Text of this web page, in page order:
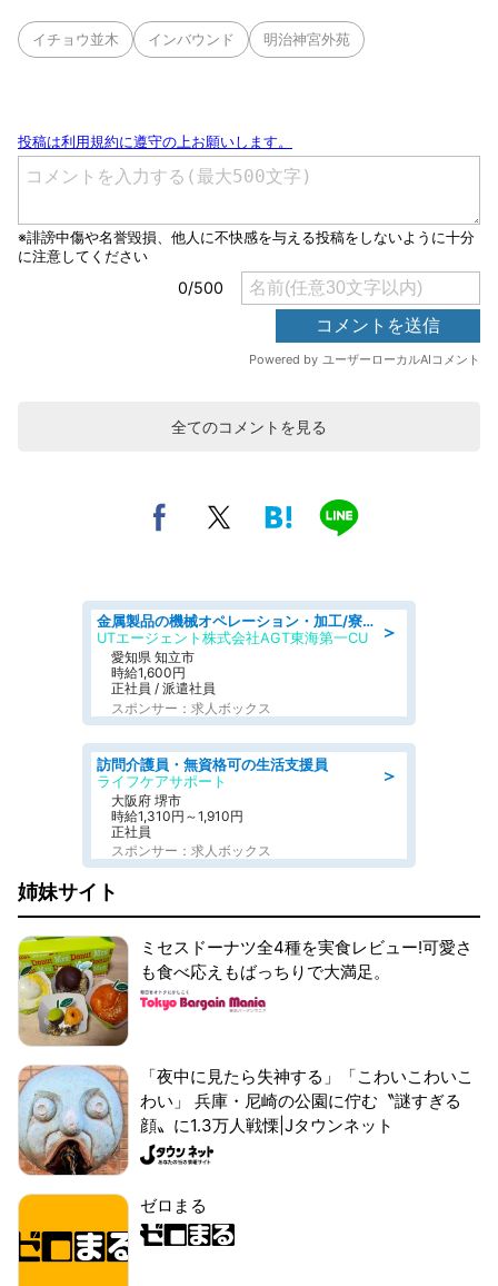
イチョウ並木 インバウンド 明治神宮外苑
全てのコメントを見る
＞
金属製品の機械オペレーション・加工/寮完備/日払い/工場・製造
UTエージェント株式会社AGT東海第一CU
愛知県 知立市
時給1,600円
正社員 / 派遣社員
スポンサー：求人ボックス
＞
訪問介護員・無資格可の生活支援員
ライフケアサポート
大阪府 堺市
時給1,310円～1,910円
正社員
スポンサー：求人ボックス
姉妹サイト
ミセスドーナツ全4種を実食レビュー!可愛さ
も食べ応えもばっちりで大満足。
「夜中に見たら失神する」「こわいこわいこ
わい」 兵庫・尼崎の公園に佇む〝謎すぎる
顔〟に1.3万人戦慄|Jタウンネット
ゼロまる